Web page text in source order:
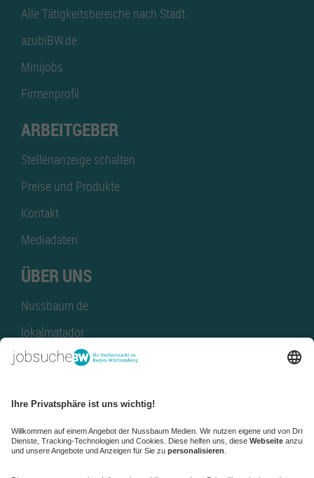
Alle Tätigkeitsbereiche nach Stadt
azubiBW.de
Minijobs
Firmenprofil
ARBEITGEBER
Stellenanzeige schalten
Preise und Produkte
Kontakt
Mediadaten
ÜBER UNS
Nussbaum.de
lokalmatador
kaufinBW
NussbaumID
Nussbaum Medien